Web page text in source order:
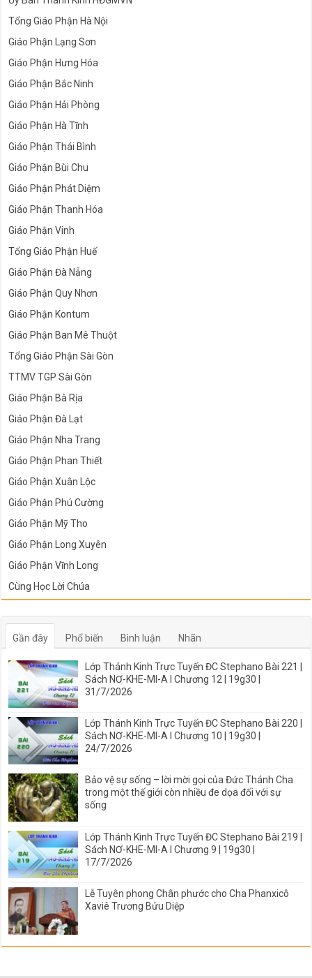
Tổng Giáo Phận Hà Nội
Giáo Phận Lạng Sơn
Giáo Phận Hưng Hóa
Giáo Phận Bắc Ninh
Giáo Phận Hải Phòng
Giáo Phận Hà Tĩnh
Giáo Phận Thái Bình
Giáo Phận Bùi Chu
Giáo Phận Phát Diệm
Giáo Phận Thanh Hóa
Giáo Phận Vinh
Tổng Giáo Phận Huế
Giáo Phận Đà Nẵng
Giáo Phận Quy Nhơn
Giáo Phận Kontum
Giáo Phận Ban Mê Thuột
Tổng Giáo Phận Sài Gòn
TTMV TGP Sài Gòn
Giáo Phận Bà Rịa
Giáo Phận Đà Lạt
Giáo Phận Nha Trang
Giáo Phận Phan Thiết
Giáo Phận Xuân Lộc
Giáo Phận Phú Cường
Giáo Phận Mỹ Tho
Giáo Phận Long Xuyên
Giáo Phận Vĩnh Long
Cùng Học Lời Chúa
Gần đây Phổ biến Bình luận Nhãn
Lớp Thánh Kinh Trực Tuyến ĐC Stephano Bài 221 |
Sách NƠ-KHE-MI-A I Chương 12 | 19g30 |
31/7/2026
Lớp Thánh Kinh Trực Tuyến ĐC Stephano Bài 220 |
Sách NƠ-KHE-MI-A I Chương 10 | 19g30 |
24/7/2026
Bảo vệ sự sống – lời mời gọi của Đức Thánh Cha
trong một thế giới còn nhiều đe dọa đối với sự
sống
Lớp Thánh Kinh Trực Tuyến ĐC Stephano Bài 219 |
Sách NƠ-KHE-MI-A I Chương 9 | 19g30 |
17/7/2026
Lễ Tuyên phong Chân phước cho Cha Phanxicô
Xaviê Trương Bửu Diệp